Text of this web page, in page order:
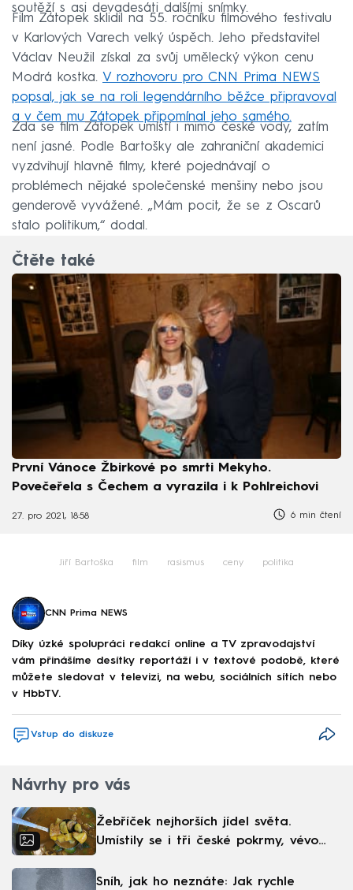
soutěží s asi devadesáti dalšími snímky.
Film Zátopek sklidil na 55. ročníku filmového festivalu
v Karlových Varech velký úspěch. Jeho představitel
Václav Neužil získal za svůj umělecký výkon cenu
Modrá kostka. V rozhovoru pro CNN Prima NEWS
popsal, jak se na roli legendárního běžce připravoval
a v čem mu Zátopek připomínal jeho samého.
Zda se film Zátopek umístí i mimo české vody, zatím
není jasné. Podle Bartošky ale zahraniční akademici
vyzdvihují hlavně filmy, které pojednávají o
problémech nějaké společenské menšiny nebo jsou
genderově vyvážené. „Mám pocit, že se z Oscarů
stalo politikum,“ dodal.
Čtěte také
První Vánoce Žbirkové po smrti Mekyho.
Povečeřela s Čechem a vyrazila i k Pohlreichovi
27. pro 2021, 18:58 6 min čtení
Jiří Bartoška film rasismus ceny politika
CNN Prima NEWS
Díky úzké spolupráci redakcí online a TV zpravodajství
vám přinášíme desítky reportáží i v textové podobě, které
můžete sledovat v televizi, na webu, sociálních sítích nebo
v HbbTV.
Vstup do diskuze
Návrhy pro vás
Žebříček nejhorších jídel světa.
Umístily se i tři české pokrmy, vévodí
Sníh, jak ho neznáte: Jak rychle